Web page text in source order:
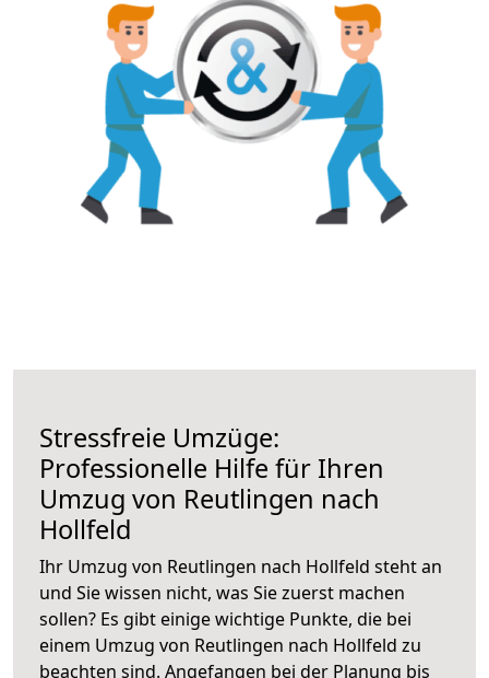
Stressfreie Umzüge:
Professionelle Hilfe für Ihren
Umzug von Reutlingen nach
Hollfeld
Ihr Umzug von Reutlingen nach Hollfeld steht an
und Sie wissen nicht, was Sie zuerst machen
sollen? Es gibt einige wichtige Punkte, die bei
einem Umzug von Reutlingen nach Hollfeld zu
beachten sind. Angefangen bei der Planung bis